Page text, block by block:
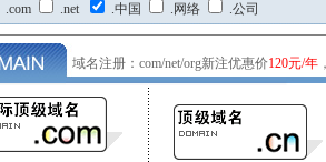
.com .net .中国 .网络 .公司
域名注册：com/net/org新注优惠价120元/年